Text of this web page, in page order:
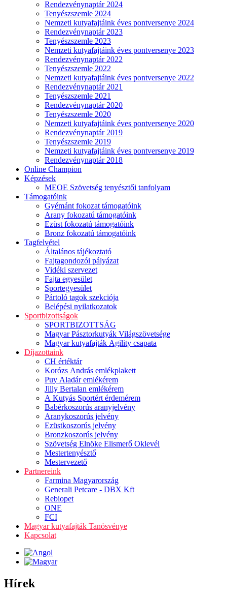
Rendezvénynaptár 2024
Tenyészszemle 2024
Nemzeti kutyafajtáink éves pontversenye 2024
Rendezvénynaptár 2023
Tenyészszemle 2023
Nemzeti kutyafajtáink éves pontversenye 2023
Rendezvénynaptár 2022
Tenyészszemle 2022
Nemzeti kutyafajtáink éves pontversenye 2022
Rendezvénynaptár 2021
Tenyészszemle 2021
Rendezvénynaptár 2020
Tenyészszemle 2020
Nemzeti kutyafajtáink éves pontversenye 2020
Rendezvénynaptár 2019
Tenyészszemle 2019
Nemzeti kutyafajtáink éves pontversenye 2019
Rendezvénynaptár 2018
Online Champion
Képzések
MEOE Szövetség tenyésztői tanfolyam
Támogatóink
Gyémánt fokozat támogatóink
Arany fokozatú támogatóink
Ezüst fokozatú támogatóink
Bronz fokozatú támogatóink
Tagfelvétel
Általános tájékoztató
Fajtagondozói pályázat
Vidéki szervezet
Fajta egyesület
Sportegyesület
Pártoló tagok szekciója
Belépési nyilatkozatok
Sportbizottságok
SPORTBIZOTTSÁG
Magyar Pásztorkutyák Világszövetsége
Magyar kutyafajták Agility csapata
Díjazottaink
CH értéktár
Korózs András emlékplakett
Puy Aladár emlékérem
Jilly Bertalan emlékérem
A Kutyás Sportért érdemérem
Babérkoszorús aranyjelvény
Aranykoszorús jelvény
Ezüstkoszorús jelvény
Bronzkoszorús jelvény
Szövetség Elnöke Elismerő Oklevél
Mestertenyésztő
Mestervezető
Partnereink
Farmina Magyarország
Generali Petcare - DBX Kft
Rebiopet
ONE
FCI
Magyar kutyafajták Tanösvénye
Kapcsolat
Hírek